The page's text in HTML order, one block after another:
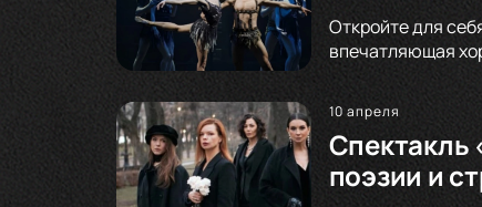
Откройте для
впечатляющая
10 апреля
Спектакль
поэзии и